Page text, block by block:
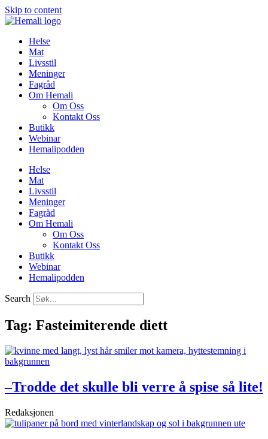
Skip to content
Helse
Mat
Livsstil
Meninger
Fagråd
Om Hemali
Om Oss
Kontakt Oss
Butikk
Webinar
Hemalipodden
Helse
Mat
Livsstil
Meninger
Fagråd
Om Hemali
Om Oss
Kontakt Oss
Butikk
Webinar
Hemalipodden
Search
Tag: Fasteimiterende diett
–Trodde det skulle bli verre å spise så lite!
Redaksjonen